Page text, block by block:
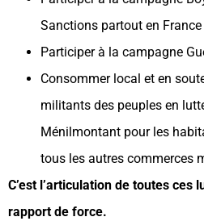
Sanctions partout en
Participer à la campagne
Consommer local et en
militants des peuples en
Ménilmontant pour les
tous les autres commerces
C’est l’articulation de toutes
rapport de force.